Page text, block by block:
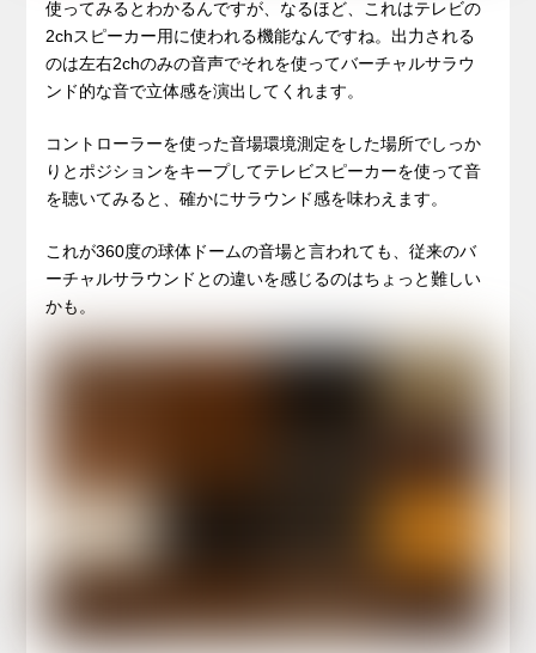
使ってみるとわかるんですが、なるほど、これはテレビの
2chスピーカー用に使われる機能なんですね。出力される
のは左右2chのみの音声でそれを使ってバーチャルサラウ
ンド的な音で立体感を演出してくれます。
コントローラーを使った音場環境測定をした場所でしっか
りとポジションをキープしてテレビスピーカーを使って音
を聴いてみると、確かにサラウンド感を味わえます。
これが360度の球体ドームの音場と言われても、従来のバ
ーチャルサラウンドとの違いを感じるのはちょっと難しい
かも。